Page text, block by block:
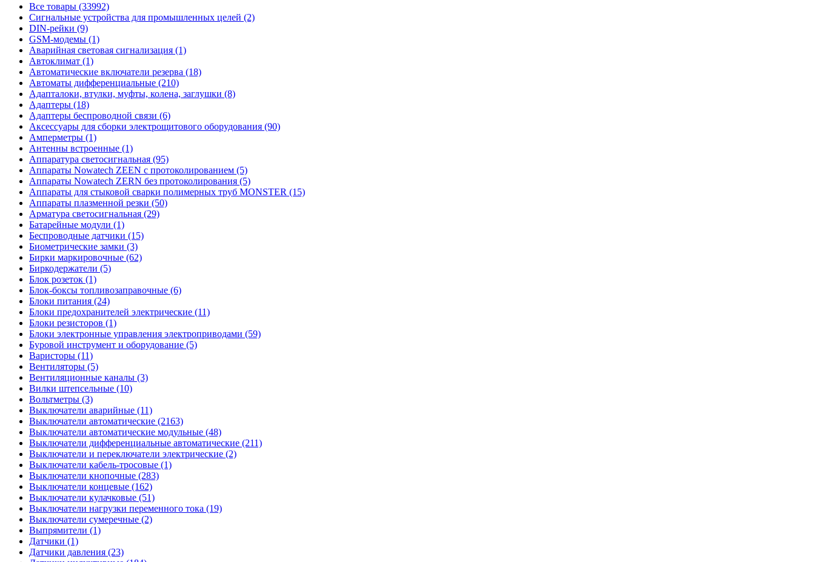
Все товары (33992)
Cигнальные устройства для промышленных целей (2)
DIN-рейки (9)
GSM-модемы (1)
Аварийная световая сигнализация (1)
Автоклимат (1)
Автоматические включатели резерва (18)
Автоматы дифференциальные (210)
Адапталоки, втулки, муфты, колена, заглушки (8)
Адаптеры (18)
Адаптеры беспроводной связи (6)
Аксессуары для сборки электрощитового оборудования (90)
Амперметры (1)
Антенны встроенные (1)
Аппаратура светосигнальная (95)
Аппараты Nowatech ZEEN c протоколированием (5)
Аппараты Nowatech ZERN без протоколирования (5)
Аппараты для стыковой сварки полимерных труб MONSTER (15)
Аппараты плазменной резки (50)
Арматура светосигнальная (29)
Батарейные модули (1)
Беспроводные датчики (15)
Биометрические замки (3)
Бирки маркировочные (62)
Биркодержатели (5)
Блок розеток (1)
Блок-боксы топливозаправочные (6)
Блоки питания (24)
Блоки предохранителей электрические (11)
Блоки резисторов (1)
Блоки электронные управления электроприводами (59)
Буровой инструмент и оборудование (5)
Варисторы (11)
Вентиляторы (5)
Вентиляционные каналы (3)
Вилки штепсельные (10)
Вольтметры (3)
Выключатели аварийные (11)
Выключатели автоматические (2163)
Выключатели автоматические модульные (48)
Выключатели дифференциальные автоматические (211)
Выключатели и переключатели электрические (2)
Выключатели кабель-тросовые (1)
Выключатели кнопочные (283)
Выключатели концевые (162)
Выключатели кулачковые (51)
Выключатели нагрузки переменного тока (19)
Выключатели сумеречные (2)
Выпрямители (1)
Датчики (1)
Датчики давления (23)